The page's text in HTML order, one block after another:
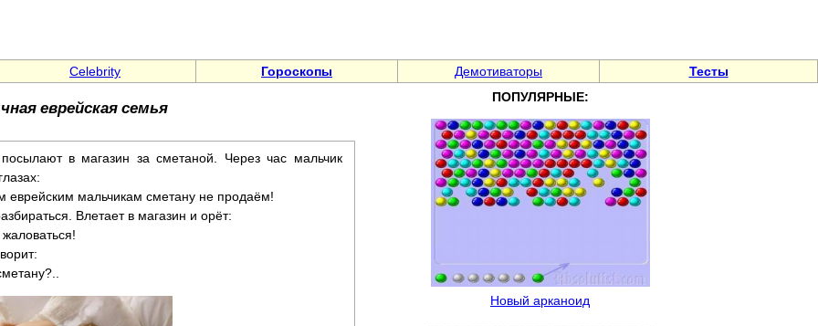
Celebrity Гороскопы Демотиваторы Тесты
еврейская семья
в магазин за сметаной. Через час мальчик
еврейским мальчикам сметану не продаём!
Влетает в магазин и орёт:
ПОПУЛЯРНЫЕ:
Новый арканоид